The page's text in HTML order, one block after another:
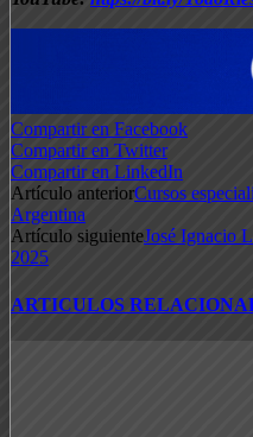
Compartir en Facebook
Compartir en Twitter
Compartir en LinkedIn
Artículo anteriorCursos
Argentina
Artículo siguienteJosé Ignacio
2025
ARTICULOS